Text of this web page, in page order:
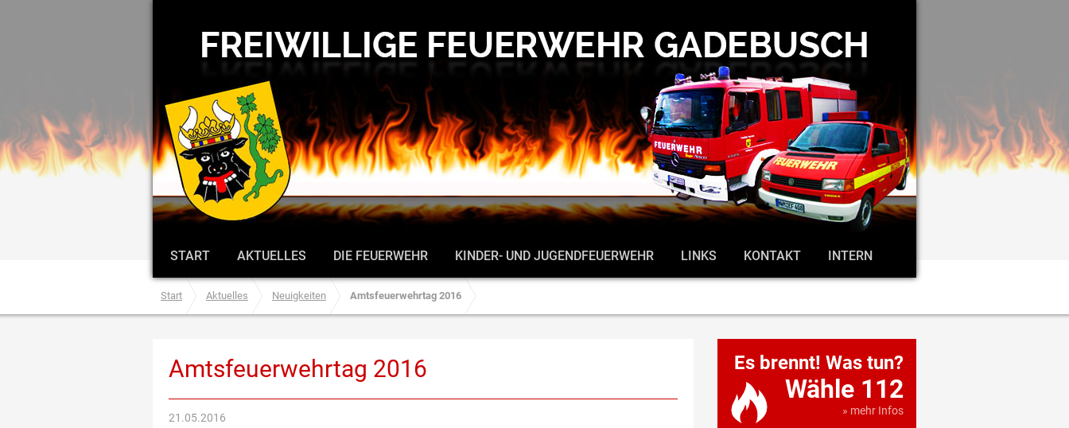
START AKTUELLES DIE FEUERWEHR KINDER- UND JUGENDFEUERWEHR LINKS KONTAKT INTERN
Start Aktuelles Neuigkeiten Amtsfeuerwehrtag 2016
Amtsfeuerwehrtag 2016
21.05.2016
Es brennt! Was tun?
Wähle 112
» mehr Infos